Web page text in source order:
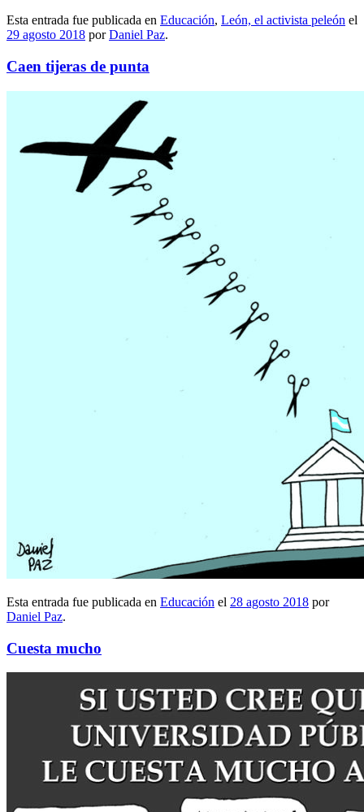
Esta entrada fue publicada en Educación, León, el activista peleón el
29 agosto 2018 porDaniel Paz.
Caen tijeras de punta
Esta entrada fue publicada en Educación el 28 agosto 2018 por
Daniel Paz.
Cuesta mucho